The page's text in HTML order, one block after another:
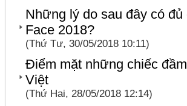
Những lý do sau đây có
Face 2018?
(Thứ Tư, 30/05/2018 10:11)
Điểm mặt những chiếc
Việt
(Thứ Hai, 28/05/2018 12:14)